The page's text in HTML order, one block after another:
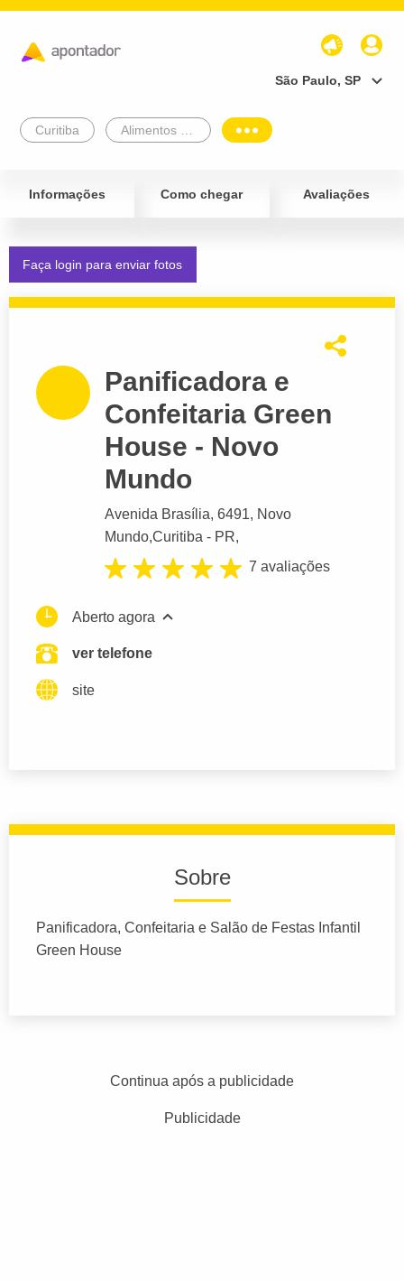
São Paulo, SP
Curitiba
Informações Como chegar Avaliações
Faça login para enviar fotos
Panificadora e
Confeitaria Green
House - Novo
Mundo
Avenida Brasília, 6491, Novo
Mundo,Curitiba - PR,
7 avaliações
Aberto agora
ver telefone
site
Sobre
Panificadora, Confeitaria e Salão de Festas Infantil
Green House
Continua após a publicidade
Publicidade